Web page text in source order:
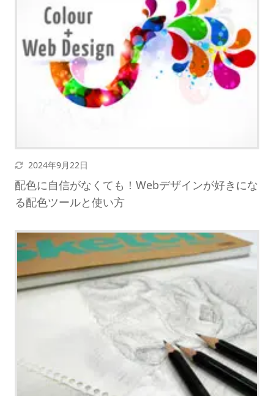
更新日
2024年9月22日
配色に自信がなくても！Webデザインが好きにな
る配色ツールと使い方